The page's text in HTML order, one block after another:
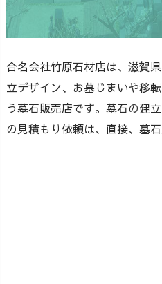
合名会社竹原石材店は、滋賀
立デザイン、お墓じまいや移
う墓石販売店です。墓石の建
の見積もり依頼は、直接、墓